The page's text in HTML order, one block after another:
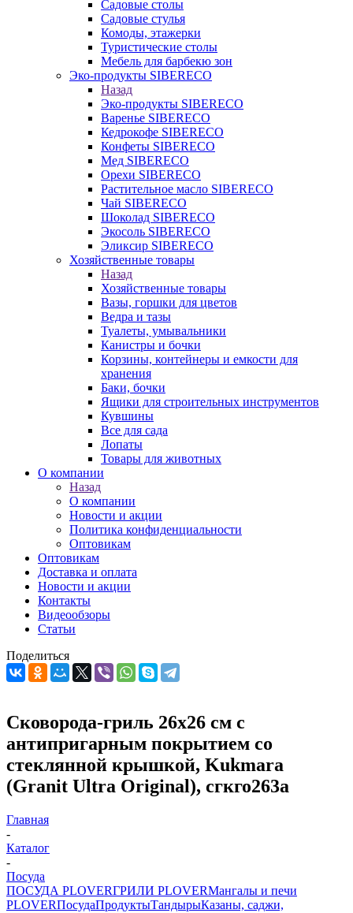
Садовые столы
Садовые стулья
Комоды, этажерки
Туристические столы
Мебель для барбекю зон
Эко-продукты SIBERECO
Назад
Эко-продукты SIBERECO
Варенье SIBERECO
Кедрокофе SIBERECO
Конфеты SIBERECO
Мед SIBERECO
Орехи SIBERECO
Растительное масло SIBERECO
Чай SIBERECO
Шоколад SIBERECO
Экосоль SIBERECO
Эликсир SIBERECO
Хозяйственные товары
Назад
Хозяйственные товары
Вазы, горшки для цветов
Ведра и тазы
Туалеты, умывальники
Канистры и бочки
Корзины, контейнеры и емкости для
хранения
Баки, бочки
Ящики для строительных инструментов
Кувшины
Все для сада
Лопаты
Товары для животных
О компании
Назад
О компании
Новости и акции
Политика конфиденциальности
Оптовикам
Оптовикам
Доставка и оплата
Новости и акции
Контакты
Видеообзоры
Статьи
Поделиться
Сковорода-гриль 26х26 см с
антипригарным покрытием со
стеклянной крышкой, Kukmara
(Granit Ultra Original), сгкго263а
Главная
-
Каталог
-
Посуда
ПОСУДА PLOVERГРИЛИ PLOVERМангалы и печи
PLOVERПосудаПродуктыТандырыКазаны, саджи,